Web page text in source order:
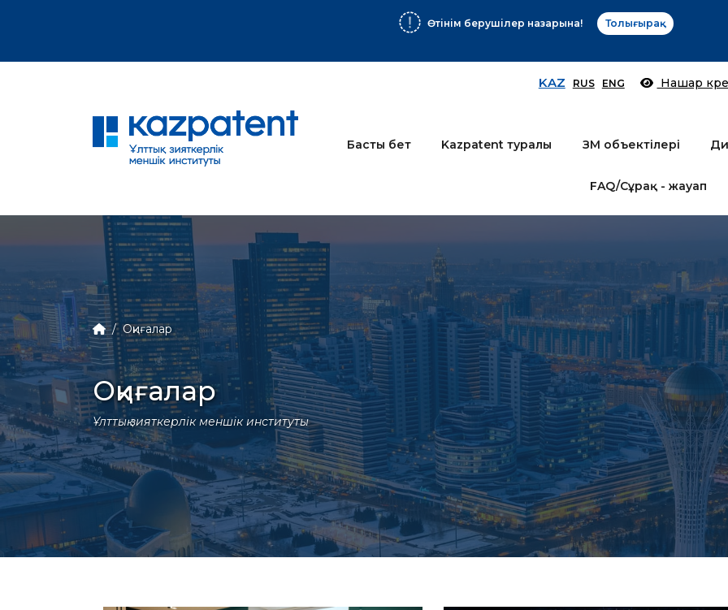
Өтінім берушілер назарына! Толығырақ
KAZ RUS ENG Нашар
Басты бет Kazpatent туралы ЗМ объектілері
FAQ/Сұрақ - жауап
Оқиғалар
Оқиғалар
Ұлттық зияткерлік меншік институты